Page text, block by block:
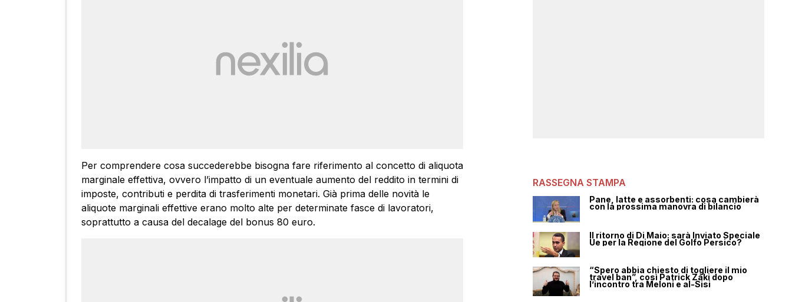
Per comprendere cosa succederebbe bisogna fare riferimento al concetto di aliquota
marginale effettiva, ovvero l’impatto di un eventuale aumento del reddito in termini di
imposte, contributi e perdita di trasferimenti monetari. Già prima delle novità le
aliquote marginali effettive erano molto alte per determinate fasce di lavoratori,
soprattutto a causa del decalage del bonus 80 euro.
RASSEGNA STAMPA
Pane, latte e assorbenti: cosa cambierà
con la prossima manovra di bilancio
Il ritorno di Di Maio: sarà Inviato Speciale
Ue per la Regione del Golfo Persico?
“Spero abbia chiesto di togliere il mio
travel ban”, così Patrick Zaki dopo
l’incontro tra Meloni e al-Sisi